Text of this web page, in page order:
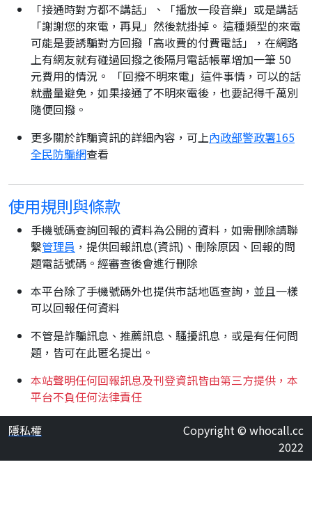
「接通時對方都不講話」、「播放一段音樂」或是講話
「謝謝您的來電，再見」然後就掛掉。 這種類型的來電
可能是要誘騙對方回撥「高收費的付費電話」，在網路
上有網友就有碰過回撥之後隔月電話帳單增加一筆 50
元費用的情況。 「回撥不明來電」這件事情，可以的話
就盡量避免，如果接通了不明來電後，也要記得千萬別
隨便回撥。
更多關於詐騙資訊的詳細內容，可上內政部警政署165
全民防騙網查看
使用規則與條款
手機號碼查詢回報的資料為公開的資料，如需刪除請聯
繫管理員 ，提供回報訊息(資訊)、刪除原因、回報的問
題電話號碼。經審查後會進行刪除
本平台除了手機號碼外也提供市話地區查詢，並且一樣
可以回報任何資料
不管是詐騙訊息、推薦訊息、騷擾訊息，或是有任何問
題，皆可在此匿名提出。
本站聲明任何回報訊息及刊登資訊皆由第三方提供，本
平台不負任何法律責任
隱私權
Copyright © whocall.cc
2022